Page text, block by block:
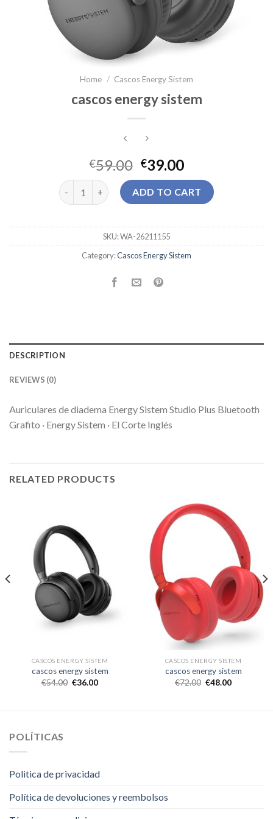
Home / Cascos Energy Sistem
cascos energy sistem
€59.00 €39.00
cascos energy sistem quantity
ADD TO CART
SKU:WA-26211155
Category:Cascos Energy Sistem
DESCRIPTION
REVIEWS (0)
Auriculares de diadema Energy Sistem Studio Plus Bluetooth
Grafito · Energy Sistem · El Corte Inglés
RELATED PRODUCTS
CASCOS ENERGY SISTEM
cascos energy sistem
€54.00 €36.00
CASCOS ENERGY SISTEM
cascos energy sistem
€72.00 €48.00
POLÍTICAS
Politica de privacidad
Política de devoluciones y reembolsos